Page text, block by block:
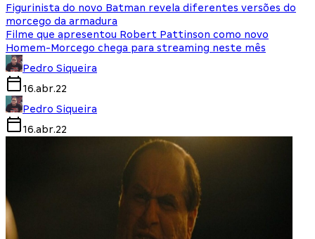
Figurinista do novo Batman revela diferentes versões do
morcego da armadura
Filme que apresentou Robert Pattinson como novo
Homem-Morcego chega para streaming neste mês
Pedro Siqueira
16.abr.22
Pedro Siqueira
16.abr.22